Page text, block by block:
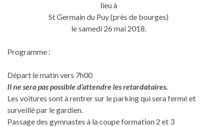
lieu à
St Germain du Puy (près de bourges)
le samedi 26 mai 2018.
Programme :
Départ le matin vers 7h00
Il ne sera pas possible d’attendre les retardataires.
Les voitures sont à rentrer sur le parking qui sera fermé et
surveillé par le gardien.
Passage des gymnastes à la coupe formation 2 et 3